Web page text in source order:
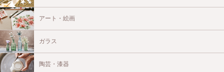
アート・絵画
ガラス
陶芸・漆器